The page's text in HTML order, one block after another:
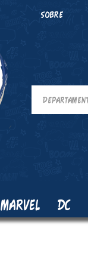
SOBRE
MARVEL DC